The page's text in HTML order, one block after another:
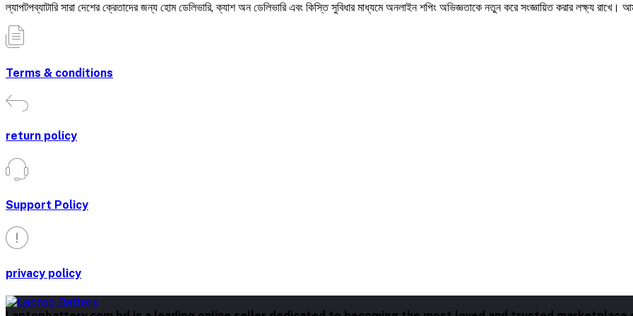
ল্যাপটপব্যাটারি সারা দেশের ক্রেতাদের জন্য হোম ডেলিভারি, ক্যাশ অন ডেলিভারি এবং কিস্তি সুবিধার মাধ্যমে অনলাইন শপিং অভিজ্ঞতাকে নতুন করে সংজ্ঞায়িত করার লক্ষ্য রাখে।
Terms & conditions
return policy
Support Policy
privacy policy